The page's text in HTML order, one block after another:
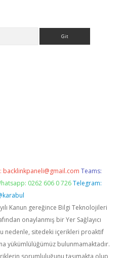
backlinkpaneli@gmail.com Teams:
0262 606 0 726 Telegram:
Kanun gereğince Bilgi Teknolojileri
onaylanmış bir Yer Sağlayıcı
nedenle, sitedeki içerikleri proaktif
yükümlülüğümüz bulunmamaktadır.
sorumluluğunu taşımakta olup,